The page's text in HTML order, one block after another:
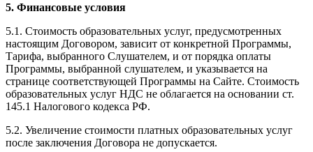
5. Финансовые условия
5.1. Стоимость образовательных услуг, предусмотренных
настоящим Договором, зависит от конкретной Программы,
Тарифа, выбранного Слушателем, и от порядка оплаты
Программы, выбранной слушателем, и указывается на
странице соответствующей Программы на Сайте. Стоимость
образовательных услуг НДС не облагается на основании ст.
145.1 Налогового кодекса РФ.
5.2. Увеличение стоимости платных образовательных услуг
после заключения Договора не допускается.